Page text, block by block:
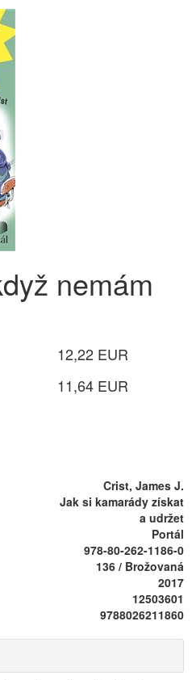
nemám
12,22 EUR
11,64 EUR
Crist, James J.
Jak si kamarády získat
a udržet
Portál
978-80-262-1186-0
136 / Brožovaná
2017
12503601
9788026211860